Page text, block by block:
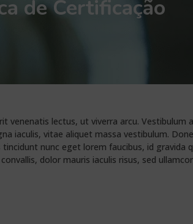
de Certificação
lectus, ut viverra arcu.
iaculis, vitae aliquet massa vestibulum.
nunc eget lorem faucibus, id
dolor mauris iaculis risus, sed